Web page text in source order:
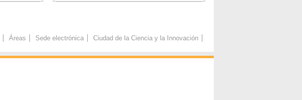
Áreas Sede electrónica Ciudad de la Ciencia y la Innovación